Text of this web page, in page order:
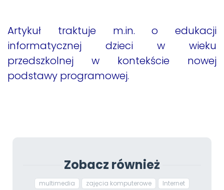
Artykuł traktuje m.in. o edukacji
informatycznej dzieci w wieku
przedszkolnej w kontekście nowej
podstawy programowej.
Zobacz również
multimedia zajęcia komputerowe
Internet